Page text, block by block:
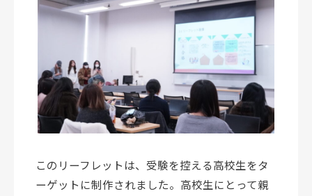
このリーフレットは、受験を控える高校生をタ
ーゲットに制作されました。高校生にとって親